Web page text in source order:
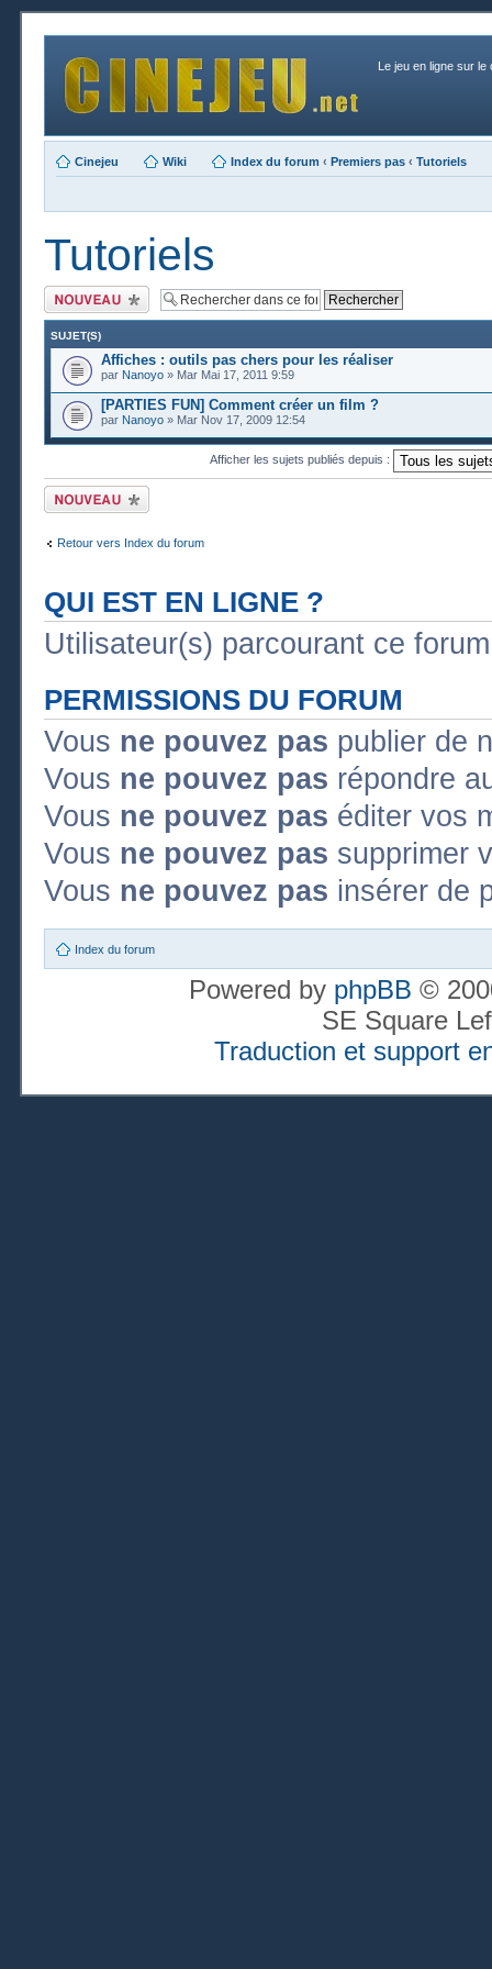
Le jeu en ligne sur le
Cinejeu Wiki Index du forum ‹ Premiers pas ‹ Tutoriels
Tutoriels
Publier un nouveau
sujet
SUJET(S)
Affiches : outils pas chers pour les réaliser
par Nanoyo » Mar Mai 17, 2011 9:59
[PARTIES FUN] Comment créer un film ?
par Nanoyo » Mar Nov 17, 2009 12:54
Afficher les sujets publiés depuis :
Publier un nouveau
sujet
Retour vers Index du forum
QUI EST EN LIGNE ?
Utilisateur(s) parcourant ce
PERMISSIONS DU FORUM
Vous ne pouvez pas publier de
Vous ne pouvez pas répondre
Vous ne pouvez pas éditer vos
Vous ne pouvez pas supprimer
Vous ne pouvez pas insérer de
Index du forum
Powered by phpBB ©
SE Square
Traduction et support